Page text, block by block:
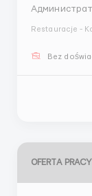
городе
состоянию
Restauracje -
Bez
OFERTA